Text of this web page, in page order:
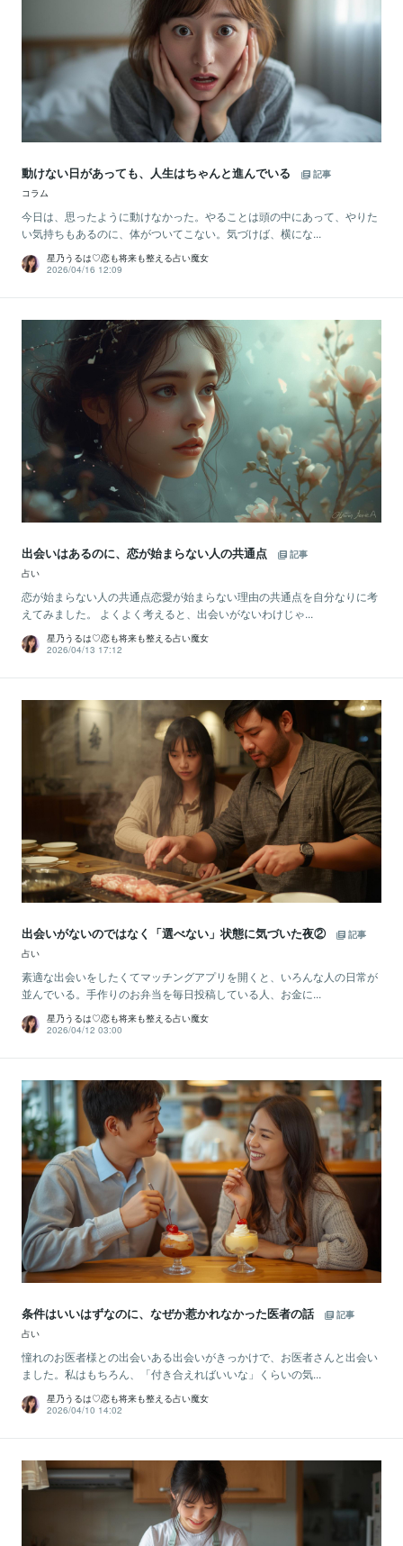
動けない日があっても、人生はちゃんと進んでいる
記事
コラム
今日は、思ったように動けなかった。やることは頭の中にあって、やりた
い気持ちもあるのに、体がついてこない。気づけば、横にな...
星乃うるは♡恋も将来も整える占い魔女
2026/04/16 12:09
出会いはあるのに、恋が始まらない人の共通点
記事
占い
恋が始まらない人の共通点恋愛が始まらない理由の共通点を自分なりに考
えてみました。 よくよく考えると、出会いがないわけじゃ...
星乃うるは♡恋も将来も整える占い魔女
2026/04/13 17:12
出会いがないのではなく「選べない」状態に気づいた夜②
記事
占い
素適な出会いをしたくてマッチングアプリを開くと、いろんな人の日常が
並んでいる。手作りのお弁当を毎日投稿している人、お金に...
星乃うるは♡恋も将来も整える占い魔女
2026/04/12 03:00
条件はいいはずなのに、なぜか惹かれなかった医者の話
記事
占い
憧れのお医者様との出会いある出会いがきっかけで、お医者さんと出会い
ました。私はもちろん、「付き合えればいいな」くらいの気...
星乃うるは♡恋も将来も整える占い魔女
2026/04/10 14:02